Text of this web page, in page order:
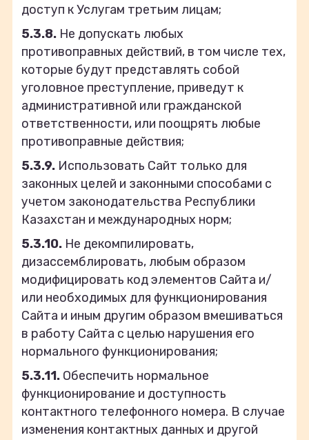
доступ к Услугам третьим лицам;
5.3.8. Не допускать любых
противоправных действий, в том числе тех,
которые будут представлять собой
уголовное преступление, приведут к
административной или гражданской
ответственности, или поощрять любые
противоправные действия;
5.3.9. Использовать Сайт только для
законных целей и законными способами с
учетом законодательства Республики
Казахстан и международных норм;
5.3.10. Не декомпилировать,
дизассемблировать, любым образом
модифицировать код элементов Сайта и/
или необходимых для функционирования
Сайта и иным другим образом вмешиваться
в работу Сайта с целью нарушения его
нормального функционирования;
5.3.11. Обеспечить нормальное
функционирование и доступность
контактного телефонного номера. В случае
изменения контактных данных и другой